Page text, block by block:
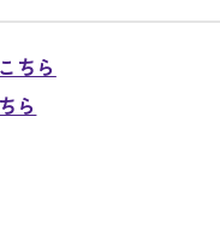
こちら
ら